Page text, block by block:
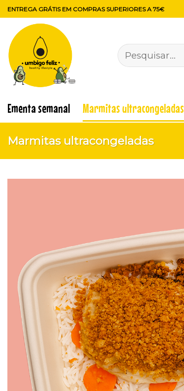
Skip
to
content
ENTREGA GRÁTIS EM COMPRAS SUPERIORES A 75€
Pesquisar
por:
Ementa semanal Marmitas ultracongeladas
Marmitas ultracongeladas